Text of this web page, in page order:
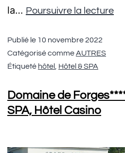
la… Poursuivre la lecture
Publié le 10 novembre 2022
Catégorisé commeAUTRES
Étiqueté hôtel Hôtel & SPA
Domaine de
SPA, Hôtel Casino